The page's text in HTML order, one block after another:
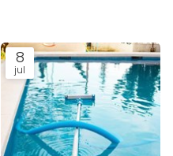
8
jul